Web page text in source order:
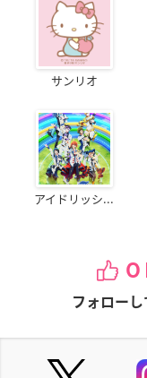
サンリオ
アイドリッシ...
フォローし